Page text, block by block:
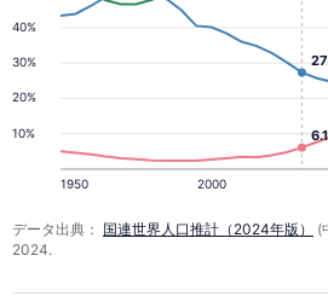
10%
20%
30%
40%
1950 2000
データ出典： 国連世界人口推計（2024年版）
(
2024.